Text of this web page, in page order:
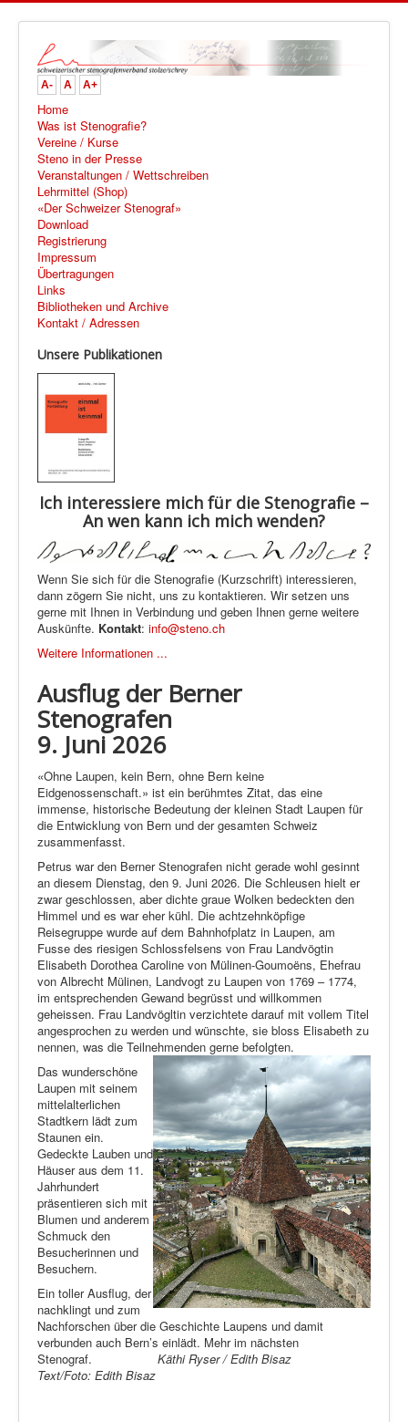
A- A A+
Home
Was ist Stenografie?
Vereine / Kurse
Steno in der Presse
Veranstaltungen / Wettschreiben
Lehrmittel (Shop)
«Der Schweizer Stenograf»
Download
Registrierung
Impressum
Übertragungen
Links
Bibliotheken und Archive
Kontakt / Adressen
Unsere Publikationen
Ich interessiere mich für die Stenografie –
An wen kann ich mich wenden?
Wenn Sie sich für die Stenografie (Kurzschrift) interessieren,
dann zögern Sie nicht, uns zu kontaktieren. Wir setzen uns
gerne mit Ihnen in Verbindung und geben Ihnen gerne weitere
Auskünfte. Kontakt: info@steno.ch
Weitere Informationen ...
Ausflug der Berner
Stenografen
9. Juni 2026
«Ohne Laupen, kein Bern, ohne Bern keine
Eidgenossenschaft.» ist ein berühmtes Zitat, das eine
immense, historische Bedeutung der kleinen Stadt Laupen für
die Entwicklung von Bern und der gesamten Schweiz
zusammenfasst.
Petrus war den Berner Stenografen nicht gerade wohl gesinnt
an diesem Dienstag, den 9. Juni 2026. Die Schleusen hielt er
zwar geschlossen, aber dichte graue Wolken bedeckten den
Himmel und es war eher kühl. Die achtzehnköpfige
Reisegruppe wurde auf dem Bahnhofplatz in Laupen, am
Fusse des riesigen Schlossfelsens von Frau Landvögtin
Elisabeth Dorothea Caroline von Mülinen-Goumoëns, Ehefrau
von Albrecht Mülinen, Landvogt zu Laupen von 1769 – 1774,
im entsprechenden Gewand begrüsst und willkommen
geheissen. Frau Landvögltin verzichtete darauf mit vollem Titel
angesprochen zu werden und wünschte, sie bloss Elisabeth zu
nennen, was die Teilnehmenden gerne befolgten.
Das wunderschöne
Laupen mit seinem
mittelalterlichen
Stadtkern lädt zum
Staunen ein.
Gedeckte Lauben und
Häuser aus dem 11.
Jahrhundert
präsentieren sich mit
Blumen und anderem
Schmuck den
Besucherinnen und
Besuchern.
Ein toller Ausflug, der
nachklingt und zum
Nachforschen über die Geschichte Laupens und damit
verbunden auch Bern’s einlädt. Mehr im nächsten
Stenograf.
Käthi Ryser / Edith Bisaz
Text/Foto: Edith Bisaz